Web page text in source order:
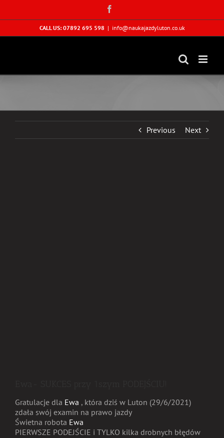
CALL US: 07892 695 598 | info@naukajazdyluton.co.uk
Previous Next
Gratulacje dla Ewa , która dziś w Luton (29/6/2021)
zdała swój examin na prawo jazdy
Świetna robota Ewa
PIERWSZE PODEJŚCIE i TYLKO kilka drobnych błędów